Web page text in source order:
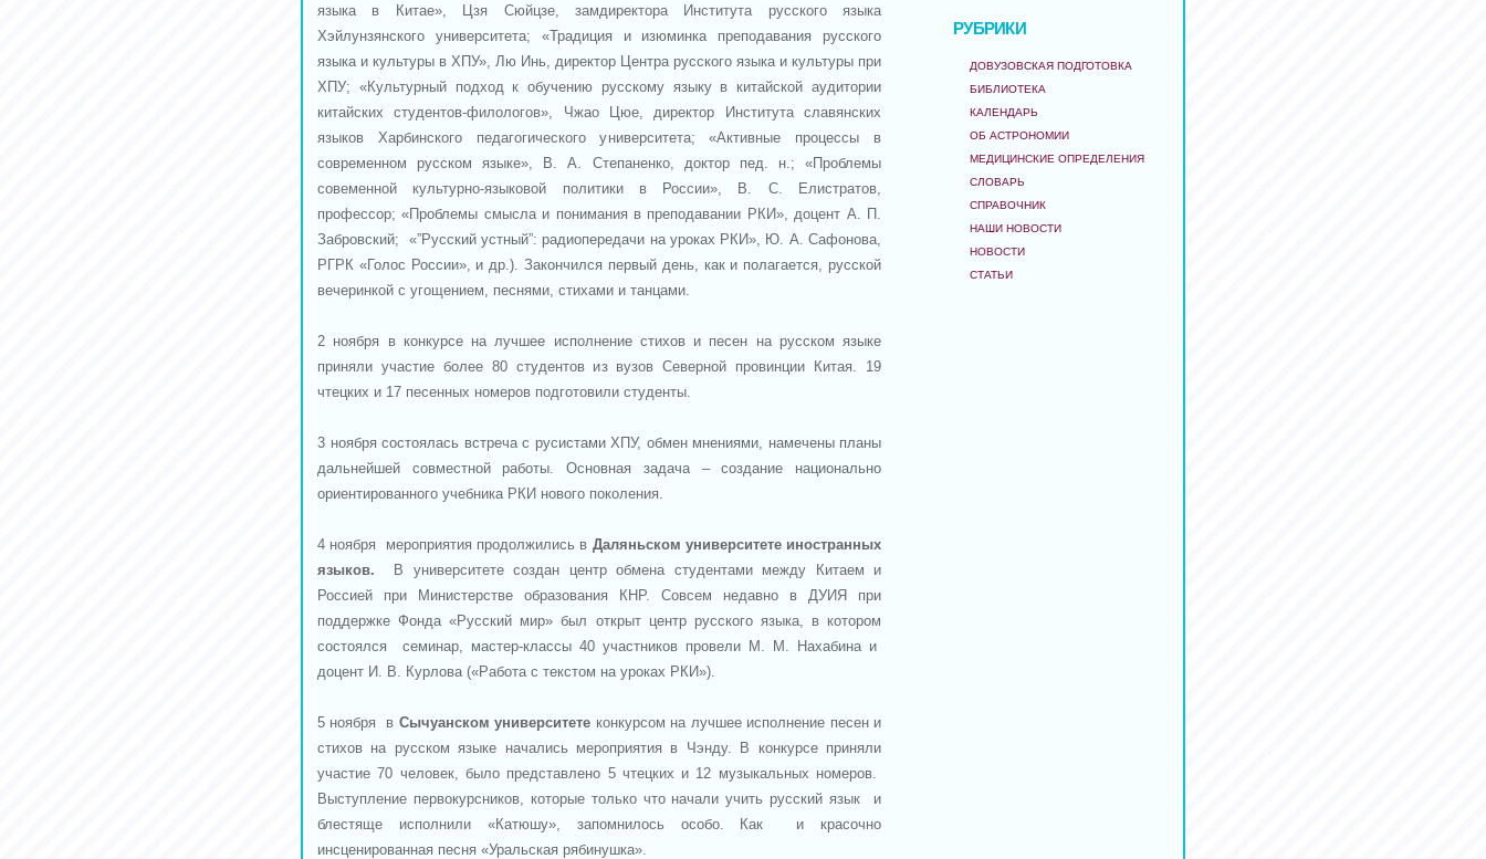
языка в Китае», Цзя Сюйцзе, замдиректора Института русского языка
Хэйлунзянского университета; «Традиция и изюминка преподавания русского
языка и культуры в ХПУ», Лю Инь, директор Центра русского языка и культуры при
ХПУ; «Культурный подход к обучению русскому языку в китайской аудитории
китайских студентов-филологов», Чжао Цюе, директор Института славянских
языков Харбинского педагогического университета; «Активные процессы в
современном русском языке», В. А. Степаненко, доктор пед. н.; «Проблемы
совеменной культурно-языковой политики в России», В. С. Елистратов,
профессор; «Проблемы смысла и понимания в преподавании РКИ», доцент А. П.
Забровский; «”Русский устный”: радиопередачи на уроках РКИ», Ю. А. Сафонова,
РГРК «Голос России», и др.). Закончился первый день, как и полагается, русской
вечеринкой с угощением, песнями, стихами и танцами.
2 ноября в конкурсе на лучшее исполнение стихов и песен на русском языке
приняли участие более 80 студентов из вузов Северной провинции Китая. 19
чтецких и 17 песенных номеров подготовили студенты.
3 ноября состоялась встреча с русистами ХПУ, обмен мнениями, намечены планы
дальнейшей совместной работы. Основная задача – создание национально
ориентированного учебника РКИ нового поколения.
4 ноября мероприятия продолжились в Даляньском университете иностранных
языков. В университете создан центр обмена студентами между Китаем и
Россией при Министерстве образования КНР. Совсем недавно в ДУИЯ при
поддержке Фонда «Русский мир» был открыт центр русского языка, в котором
состоялся семинар, мастер-классы 40 участников провели М. М. Нахабина и
доцент И. В. Курлова («Работа с текстом на уроках РКИ»).
5 ноября в Сычуанском университете конкурсом на лучшее исполнение песен и
стихов на русском языке начались мероприятия в Чэнду. В конкурсе приняли
участие 70 человек, было представлено 5 чтецких и 12 музыкальных номеров.
Выступление первокурсников, которые только что начали учить русский язык и
блестяще исполнили «Катюшу», запомнилось особо. Как и красочно
инсценированная песня «Уральская рябинушка».
РУБРИКИ
ДОВУЗОВСКАЯ ПОДГОТОВКА
БИБЛИОТЕКА
КАЛЕНДАРЬ
ОБ АСТРОНОМИИ
МЕДИЦИНСКИЕ ОПРЕДЕЛЕНИЯ
СЛОВАРЬ
СПРАВОЧНИК
НАШИ НОВОСТИ
НОВОСТИ
СТАТЬИ